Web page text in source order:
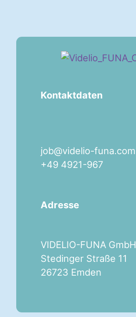
Kontaktdaten
job@videlio-funa.com
+49 4921-967
Adresse
VIDELIO-FUNA GmbH
Stedinger Straße 11
26723 Emden